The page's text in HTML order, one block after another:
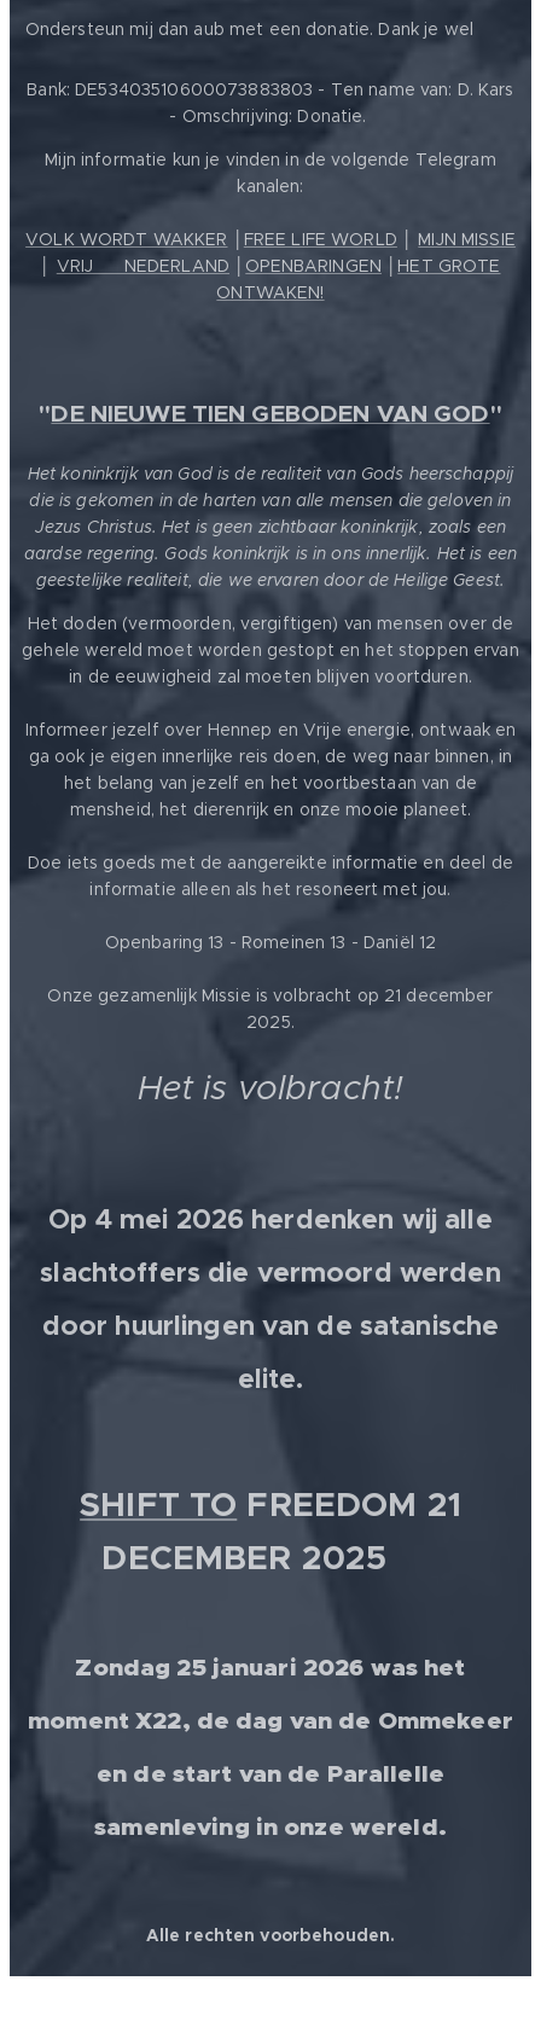
Ondersteun mij dan aub met een donatie. Dank je wel
Bank: DE53403510600073883803 - Ten name van: D. Kars
- Omschrijving: Donatie.
Mijn informatie kun je vinden in de volgende Telegram
kanalen:
VOLK WORDT WAKKER FREE LIFE WORLD
MIJN MISSIE
VRIJ ❤️ NEDERLAND OPENBARINGEN
HET GROTE
ONTWAKEN!
"DE NIEUWE TIEN GEBODEN VAN GOD"
Het koninkrijk van God is de realiteit van Gods heerschappij
die is gekomen in de harten van alle mensen die geloven in
Jezus Christus. Het is geen zichtbaar koninkrijk, zoals een
aardse regering. Gods koninkrijk is in ons innerlijk. Het is een
geestelijke realiteit, die we ervaren door de Heilige Geest.
Het doden (vermoorden, vergiftigen) van mensen over de
gehele wereld moet worden gestopt en het stoppen ervan
in de eeuwigheid zal moeten blijven voortduren.
Informeer jezelf over Hennep en Vrije energie, ontwaak en
ga ook je eigen innerlijke reis doen, de weg naar binnen, in
het belang van jezelf en het voortbestaan van de
mensheid, het dierenrijk en onze mooie planeet.
Doe iets goeds met de aangereikte informatie en deel de
informatie alleen als het resoneert met jou.
Openbaring 13 - Romeinen 13 - Daniël 12
Onze gezamenlijk Missie is volbracht op 21 december
2025.
Het is volbracht!
Op 4 mei 2026 herdenken wij alle
slachtoffers die vermoord werden
door huurlingen van de satanische
elite.
SHIFT TO FREEDOM 21
DECEMBER 2025 💫
Zondag 25 januari 2026 was het
moment X22, de dag van de Ommekeer
en de start van de Parallelle
samenleving in onze wereld.
Alle rechten voorbehouden.